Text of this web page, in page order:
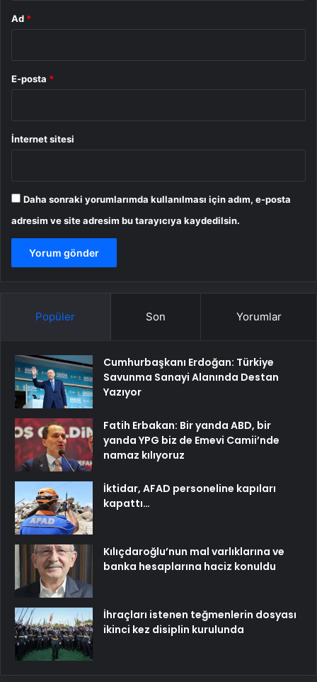
Ad *
E-posta *
İnternet sitesi
Daha sonraki yorumlarımda kullanılması için adım, e-posta
adresim ve site adresim bu tarayıcıya kaydedilsin.
Popüler Son Yorumlar
Cumhurbaşkanı Erdoğan: Türkiye
Savunma Sanayi Alanında Destan
Yazıyor
Fatih Erbakan: Bir yanda ABD, bir
yanda YPG biz de Emevi Camii’nde
namaz kılıyoruz
İktidar, AFAD personeline kapıları
kapattı…
Kılıçdaroğlu’nun mal varlıklarına ve
banka hesaplarına haciz konuldu
İhraçları istenen teğmenlerin dosyası
ikinci kez disiplin kurulunda